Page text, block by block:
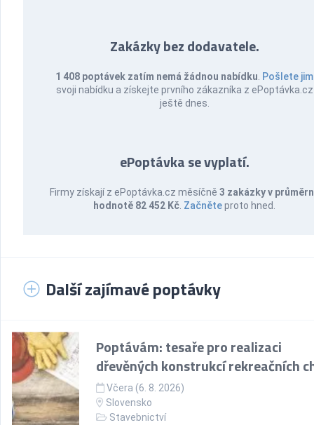
Zakázky bez dodavatele.
1 408 poptávek zatím nemá žádnou nabídku Pošlete jim
svoji nabídku a získejte prvního zákazníka z ePoptávka.cz
ještě dnes.
ePoptávka se vyplatí.
Firmy získají z ePoptávka.cz měsíčně 3 zakázky v
hodnotě 82 452 Kč Začněteproto hned.
Další zajímavé poptávky
Poptávám: tesaře pro realizaci
dřevěných konstrukcí rekreačních
Včera (6. 8. 2026)
Slovensko
Stavebnictví